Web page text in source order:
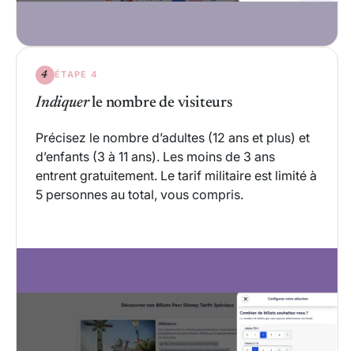
4 ÉTAPE 4
Indiquerle nombre de visiteurs
Précisez le nombre d’adultes (12 ans et plus) et
d’enfants (3 à 11 ans). Les moins de 3 ans
entrent gratuitement. Le tarif militaire est limité à
5 personnes au total, vous compris.